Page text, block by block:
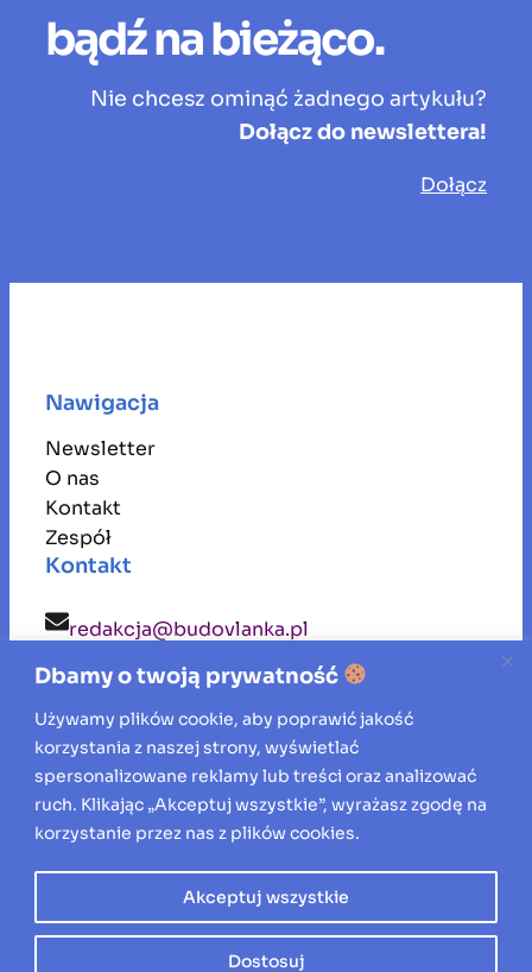
Dbamy o twoją prywatność
Używamy plików cookie, aby poprawić jakość
korzystania z naszej strony, wyświetlać
spersonalizowane reklamy lub treści oraz analizować
ruch. Klikając „Akceptuj wszystkie”, wyrażasz zgodę na
korzystanie przez nas z plików cookies.
Dostosuj
Akceptuj wszystkie
bądź na bieżąco.
Nie chcesz ominąć żadnego artykułu?
Dołącz do newslettera!
Dołącz
Nawigacja
Newsletter
O nas
Kontakt
Zespół
Kontakt
redakcja@budovlanka.pl
Inspiracje, porady i aktualności ze świata
budownictwa, remontów oraz aranżacji
wnętrz.
Wszelkie prawa zastrzeżone © 2026